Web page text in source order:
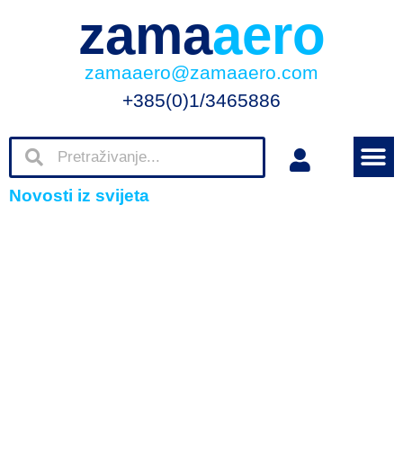
zamaaero
zamaaero@zamaaero.com
+385(0)1/3465886
Novosti iz svijeta